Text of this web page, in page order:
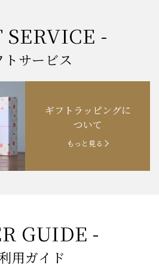
SERVICE -
トサービス
ギフトラッピングに
ついて
もっと見る
GUIDE -
用ガイド